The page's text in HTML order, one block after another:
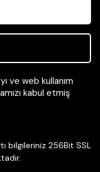
ve web kullanım
kabul etmiş
bilgileriniz 256Bit SSL